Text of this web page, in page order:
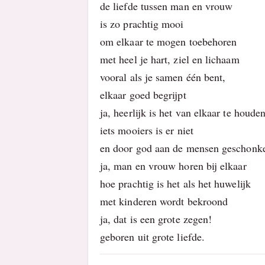
de liefde tussen man en vrouw
is zo prachtig mooi
om elkaar te mogen toebehoren
met heel je hart, ziel en lichaam
vooral als je samen één bent,
elkaar goed begrijpt
ja, heerlijk is het van elkaar te houden
iets mooiers is er niet
en door god aan de mensen
ja, man en vrouw horen bij elkaar
hoe prachtig is het als het huwelijk
met kinderen wordt bekroond
ja, dat is een grote zegen!
geboren uit grote liefde.